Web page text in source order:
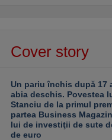
Cover story
Un pariu închis după 17
abia deschis. Povestea
Stanciu de la primul
partea Business
lui de investiţii de sute
de euro